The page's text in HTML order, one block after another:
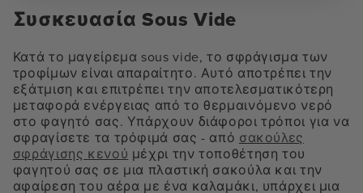
Συσκευασία Sous Vide
Κατά το μαγείρεμα sous vide, το σφράγισμα των
τροφίμων είναι απαραίτητο. Αυτό αποτρέπει την
εξάτμιση και επιτρέπει την αποτελεσματικότερη
μεταφορά ενέργειας από το θερμαινόμενο νερό
στο φαγητό σας. Υπάρχουν διάφοροι τρόποι για να
σφραγίσετε τα τρόφιμά σας - από σακούλες
σφράγισης κενού μέχρι την τοποθέτηση του
φαγητού σας σε μια πλαστική σακούλα και την
αφαίρεση του αέρα με ένα καλαμάκι, υπάρχει μια